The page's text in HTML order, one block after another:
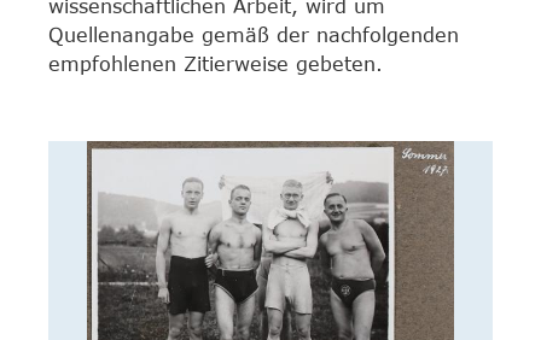
wissenschaftlichen Arbeit, wird um
Quellenangabe gemäß der nachfolgenden
empfohlenen Zitierweise gebeten.